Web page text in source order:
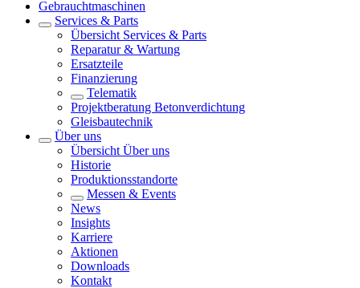
Gebrauchtmaschinen
Services & Parts
Übersicht Services & Parts
Reparatur & Wartung
Ersatzteile
Finanzierung
Telematik
Projektberatung Betonverdichtung
Gleisbautechnik
Über uns
Übersicht Über uns
Historie
Produktionsstandorte
Messen & Events
News
Insights
Karriere
Aktionen
Downloads
Kontakt